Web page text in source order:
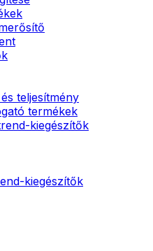
teljesítmény
termékek
kiegészítők
kiegészítők